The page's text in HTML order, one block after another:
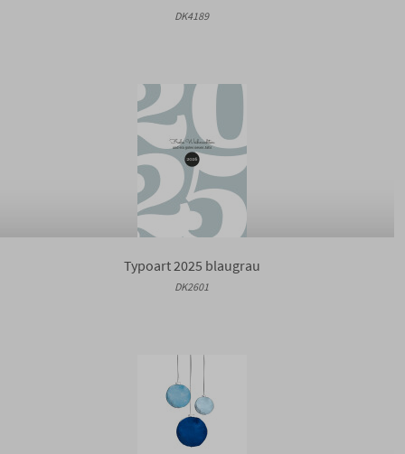
DK4189
Typoart 2025 blaugrau
DK2601